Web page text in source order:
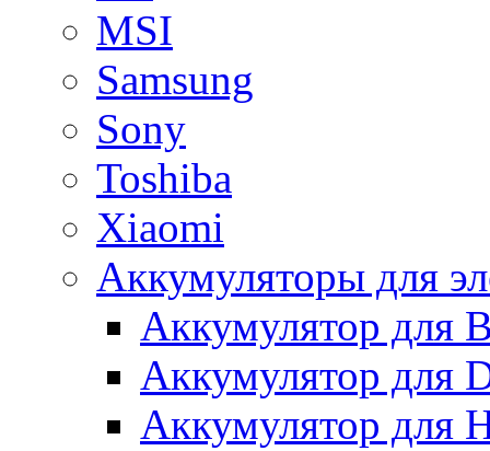
MSI
Samsung
Sony
Toshiba
Xiaomi
Аккумуляторы для
Аккумулятор для
Аккумулятор для
Аккумулятор для